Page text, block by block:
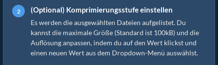
(Optional) Komprimierungsstufe einstellen
Es werden die ausgewählten Dateien aufgelistet. Du
kannst die maximale Größe (Standard ist 100kB) und die
Auflösung anpassen, indem du auf den Wert klickst und
einen neuen Wert aus dem Dropdown-Menü auswählst.